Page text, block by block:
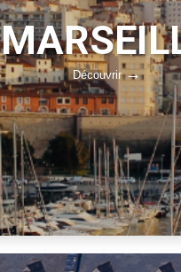
Découvrir